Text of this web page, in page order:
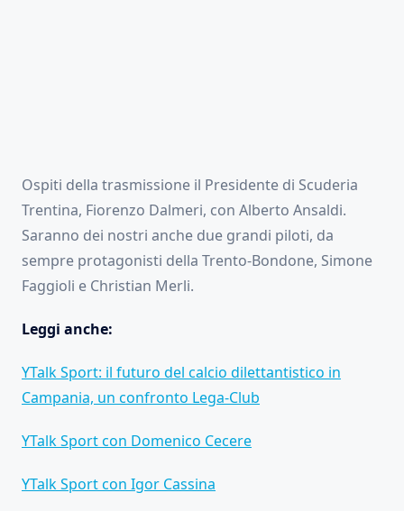
Ospiti della trasmissione il Presidente di Scuderia
Trentina, Fiorenzo Dalmeri, con Alberto Ansaldi.
Saranno dei nostri anche due grandi piloti, da
sempre protagonisti della Trento-Bondone, Simone
Faggioli e Christian Merli.
Leggi anche:
YTalk Sport: il futuro del calcio dilettantistico in
Campania, un confronto Lega-Club
YTalk Sport con Domenico Cecere
YTalk Sport con Igor Cassina